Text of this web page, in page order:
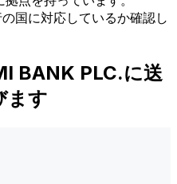
国に対応しているか確認し
BANK PLC.に送
ます